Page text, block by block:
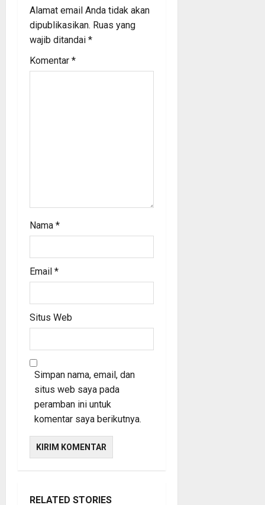
g
a
t
Alamat email Anda tidak akan
dipublikasikan. Ruas yang
wajib ditandai *
Komentar *
Nama *
Email *
Situs Web
Simpan nama, email, dan
situs web saya pada
peramban ini untuk
komentar saya berikutnya.
RELATED STORIES